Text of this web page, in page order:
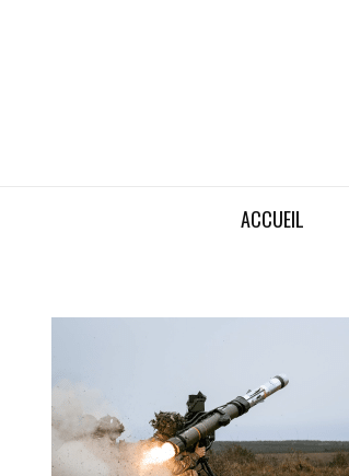
ACCUEIL